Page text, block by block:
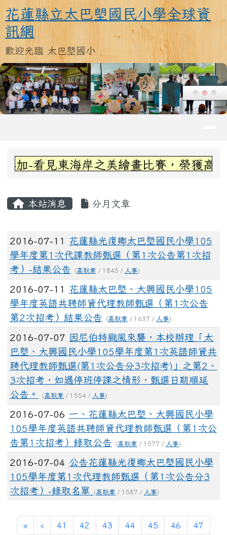
跳至主內容區
花蓮縣立太巴塱國民小學全球資訊
花蓮縣立太巴塱國民小學全球資
訊網
歡迎光臨 太巴塱國小
上中區域內容
加-看見東海岸之美繪畫比賽，榮獲高年
本站消息 分月文章
文章列表
2016-07-11 花蓮縣光復鄉太巴塱國民小學105
學年度第1次代課教師甄選（第1次公告第1次招
考）-結果公告
(高耿章 / 1845 / 人事)
2016-07-11 花蓮縣太巴塱、大興國民小學105
學年度英語共聘師資代理教師甄選（第1次公告
第2次招考）結果公告
(高耿章 / 1637 / 人事)
2016-07-07 因尼伯特颱風來襲，本校辦理「太
巴塱、大興國民小學105學年度第1次英語師資共
聘代理教師甄選(第1次公告分3次招考)」之第2、
3次招考，如遇停班停課之情形，甄選日期順延
公告。
(高耿章 / 1554 / 人事)
2016-07-06 一、花蓮縣太巴塱、大興國民小學
105學年度英語共聘師資代理教師甄選（第1次公
告第1次招考）錄取公告
(高耿章 / 1577 / 人事)
2016-07-04 公告花蓮縣光復鄉太巴塱國民小學
105學年度第1次代理教師甄選（第1次公告分3
次招考）-錄取名單
(高耿章 / 1587 / 人事)
«第一頁
‹ 上一頁
41 42 43 44 45 46 47